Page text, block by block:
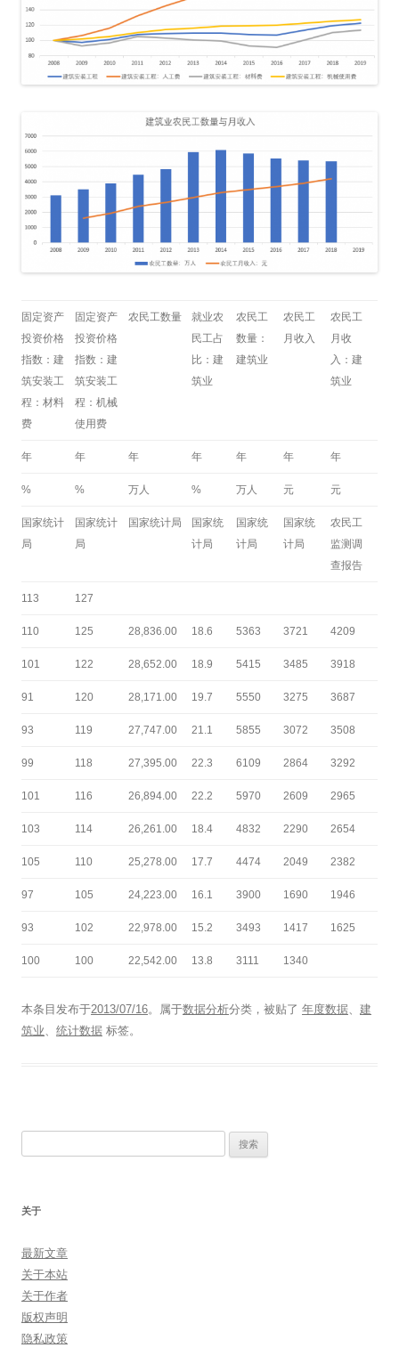
固定资产
投资价格
指数：建
筑安装工
程：材料
费
固定资产
投资价格
指数：建
筑安装工
程：机械
使用费
农民工数量
就业农
民工占
比：建
筑业
农民工
数量：
建筑业
农民工
月收入
农民工
月收
入：建
筑业
年 年 年 年 年 年 年
% % 万人 % 万人 元 元
国家统计
局
国家统计
局
国家统计局
国家统
计局
国家统
计局
国家统
计局
农民工
监测调
查报告
113 127
110 125 28,836.00 18.6 5363 3721 4209
101 122 28,652.00 18.9 5415 3485 3918
91 120 28,171.00 19.7 5550 3275 3687
93 119 27,747.00 21.1 5855 3072 3508
99 118 27,395.00 22.3 6109 2864 3292
101 116 26,894.00 22.2 5970 2609 2965
103 114 26,261.00 18.4 4832 2290 2654
105 110 25,278.00 17.7 4474 2049 2382
97 105 24,223.00 16.1 3900 1690 1946
93 102 22,978.00 15.2 3493 1417 1625
100 100 22,542.00 13.8 3111 1340
本条目发布于2013/07/16。属于数据分析分类，被贴了 年度数据、 建
筑业、 统计数据 标签。
关于
最新文章
关于本站
关于作者
版权声明
隐私政策